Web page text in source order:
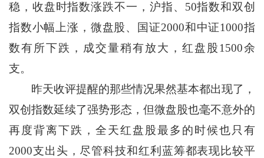
稳，收盘时指数涨跌不一，沪指、50指数和双创
指数小幅上涨，微盘股、国证2000和中证1000指
数有所下跌，成交量稍有放大，红盘股1500余
支。
昨天收评提醒的那些情况果然基本都出现了，
双创指数延续了强势形态，但微盘股也毫不意外的
再度背离下跌，全天红盘股最多的时候也只有
2000支出头，尽管科技和红利蓝筹都表现比较平